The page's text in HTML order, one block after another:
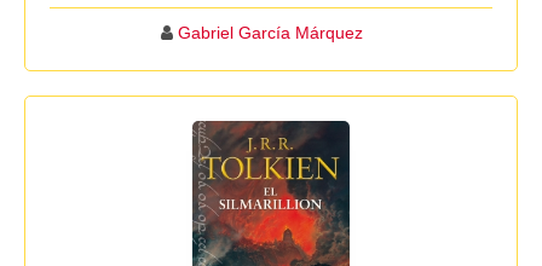
Gabriel García Márquez